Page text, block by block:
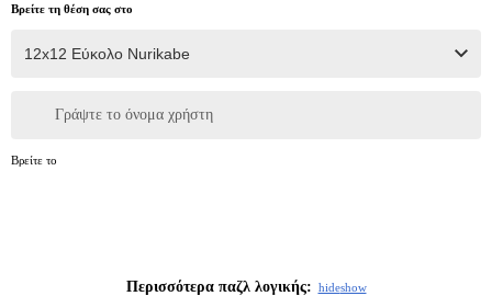
Βρείτε τη θέση σας στο
Γράψτε το όνομα χρήστη
Βρείτε το
Περισσότερα παζλ λογικής: hideshow